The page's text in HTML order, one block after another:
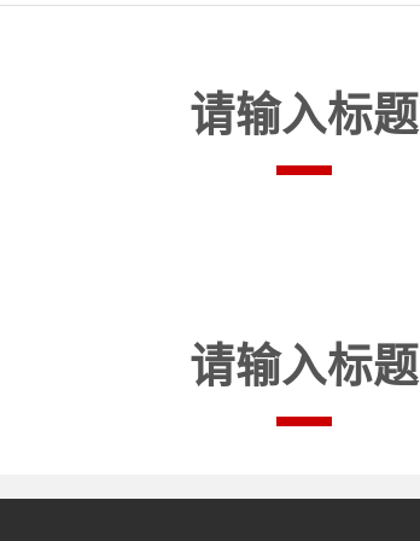
请输入标题
请输入标题